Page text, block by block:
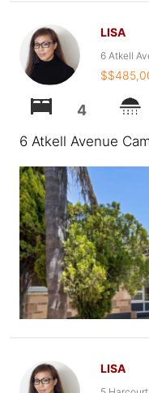
LISA
6 Atkell
4
6 Atkell Avenue
LISA